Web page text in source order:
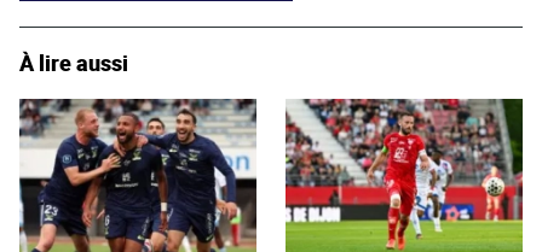
À lire aussi